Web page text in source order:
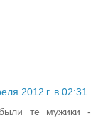
2012 г. в 02:31
те мужики -